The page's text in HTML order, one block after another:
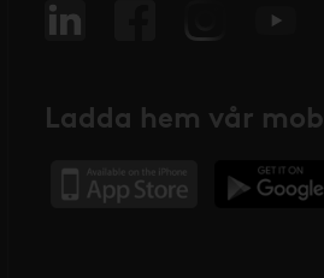
Ladda hem vår